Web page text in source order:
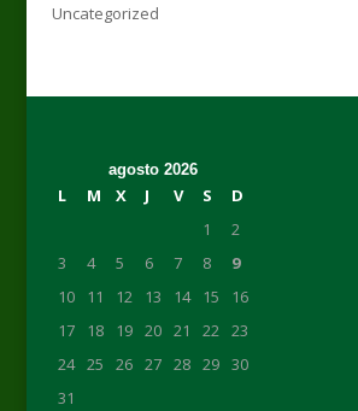
Uncategorized
agosto 2026
L M X J V S
D
1
2
3
4 5 6 7 8
9
10
11 12 13 14 15
16
17
18 19 20 21 22 23
24 25 26 27 28 29 30
31